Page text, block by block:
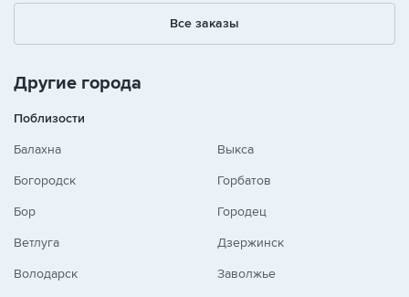
+ - /
Все заказы
Другие города
Поблизости
Балахна
Богородск
Бор
Ветлуга
Володарск
Выкса
Горбатов
Городец
Дзержинск
Заволжье